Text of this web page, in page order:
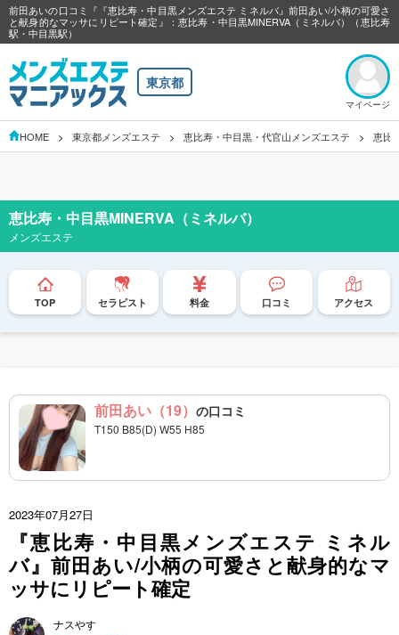
前田あいの口コミ『『恵比寿・中目黒メンズエステ ミネルバ』前田あい/小柄の可愛さ
と献身的なマッサにリピート確定』：恵比寿・中目黒MINERVA（ミネルバ）（恵比寿
駅・中目黒駅）
東京都
マイページ
HOME 東京都メンズエステ 恵比寿・中目黒・代官山メンズエステ 恵比
恵比寿・中目黒MINERVA（ミネルバ）
メンズエステ
TOP セラピスト 料金 口コミ アクセス
前田あい（19） の口コミ
T150 B85(D) W55 H85
2023年07月27日
『恵比寿・中目黒メンズエステ ミネル
バ』前田あい/小柄の可愛さと献身的なマ
ッサにリピート確定
ナスやす